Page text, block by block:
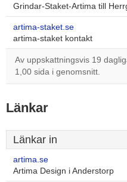
Grindar-Staket-Artima till
artima-staket.se
artima-staket kontakt
Av uppskattningsvis 19
1,00 sida i genomsnitt.
Länkar
Länkar in
artima.se
Artima Design i Anderstorp